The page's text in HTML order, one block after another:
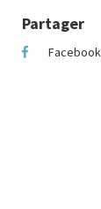
Partager
Facebook